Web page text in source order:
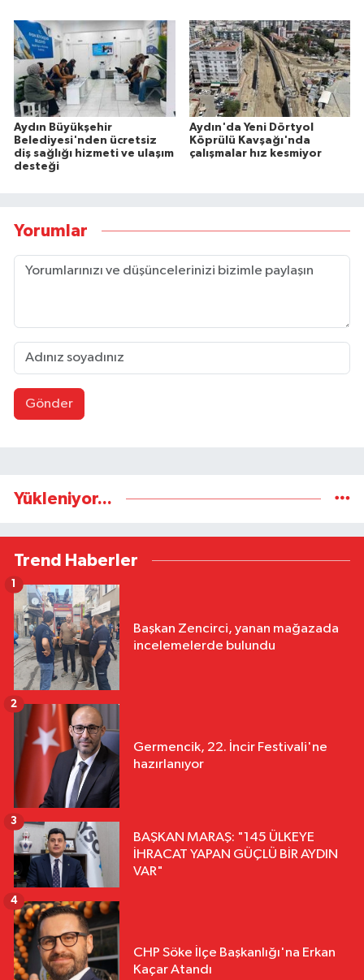
Aydın Büyükşehir
Belediyesi'nden ücretsiz
diş sağlığı hizmeti ve ulaşım
desteği
Aydın'da Yeni Dörtyol
Köprülü Kavşağı'nda
çalışmalar hız kesmiyor
Yorumlar
Gönder
Yükleniyor...
Trend Haberler
Başkan Zencirci, yanan mağazada
incelemelerde bulundu
Germencik, 22. İncir Festivali'ne
hazırlanıyor
2
BAŞKAN MARAŞ: "145 ÜLKEYE
İHRACAT YAPAN GÜÇLÜ BİR AYDIN
VAR"
3
CHP Söke İlçe Başkanlığı'na Erkan
Kaçar Atandı
4